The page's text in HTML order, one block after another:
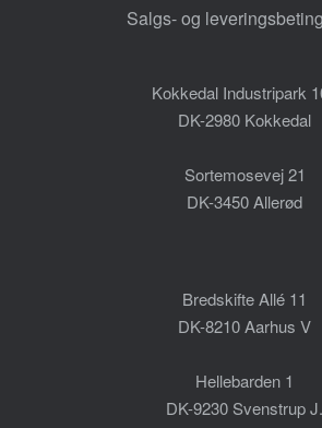
Salgs- og
Kokkedal Industripark
DK-2980 Kokkedal
Sortemosevej 21
DK-3450 Allerød
Bredskifte Allé 11
DK-8210 Aarhus V
Hellebarden 1
DK-9230 Svenstrup J.